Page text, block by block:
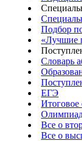
Подбор
«Лучшие
Словарь
ЕГЭ
Итоговое
Все о
Все о